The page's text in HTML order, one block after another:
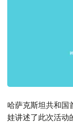
哈萨克斯坦共和国
娃讲述了此次活动